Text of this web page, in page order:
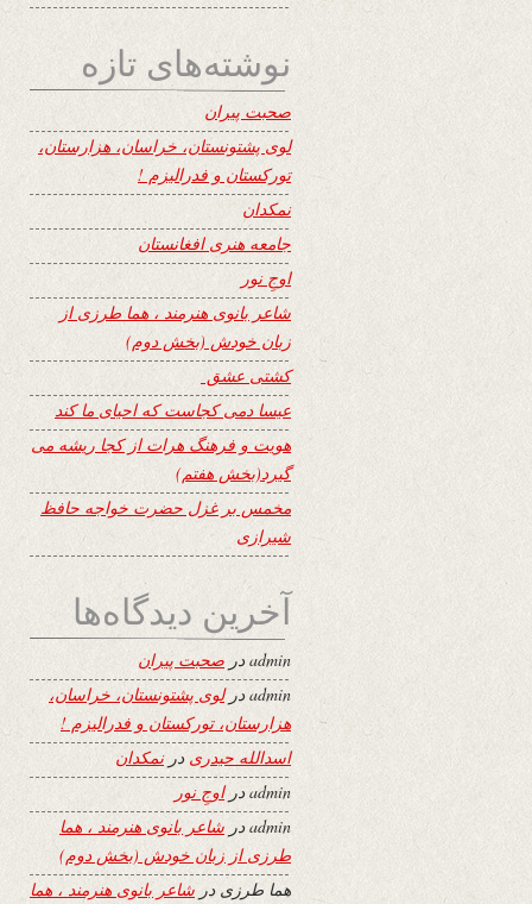
نوشته‌های تازه
صحبت پیران
لوی پشتونستان، خراسان، هزارستان،
تورکستان و فدرالیزم !
نمکدان
جامعه هنری افغانستان
اوجِ نور
شاعر بانوی هنرمند ، هما طرزی از
زبان خودش (بخش دوم)
کشتی عشق
عیسا دمی کجاست که احیای ما کند
هویت و فرهنگ هرات از کجا ریشه می
گیرد(بخش هفتم)
مخمس بر غزل حضرت خواجه حافظ
شیرازی
آخرین دیدگاه‌ها
adminدر صحبت پیران
admin درلوی پشتونستان، خراسان،
هزارستان، تورکستان و فدرالیزم !
اسدالله حیدری درنمکدان
adminدراوجِ نور
adminدر شاعر بانوی هنرمند ، هما
طرزی از زبان خودش (بخش دوم)
هما طرزی در شاعر بانوی هنرمند ، هما